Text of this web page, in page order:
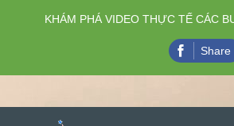
KHÁM PHÁ VIDEO THỰC TẾ CÁC
Share